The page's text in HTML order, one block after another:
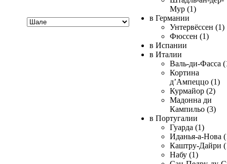
Мур (1)
в Германии
Унтервёссен (1)
Фюссен (1)
в Испании
в Италии
Валь-ди-Фасса
Кортина
д’Ампеццо (1)
Курмайор (2)
Мадонна ди
Кампильо (3)
в Португалии
Гуарда (1)
Иданья-а-Нова
Каштру-Дайри
Набу (1)